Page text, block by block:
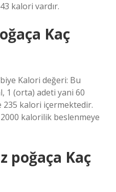
kalori vardır.
Kaç
Kalori değeri: Bu
1 (orta) adeti yani 60
kalori içermektedir.
kalorilik beslenmeye
poğaça Kaç